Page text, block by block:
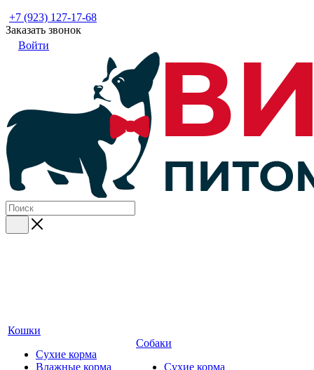
+7 (923) 127-17-68
Заказать звонок
Войти
Кошки
Сухие корма
Влажные корма
Собаки
Сухие корма